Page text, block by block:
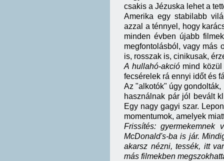
csakis a Jézuska lehet a
Amerika egy stabilabb
azzal a ténnyel, hogy
minden évben újabb
megfontolásból, vagy más
is, rosszak is, cinikusak,
A hullahó-akciómind közül
fecsérelek rá ennyi időt és
Az "alkotók" úgy
használnak pár jól bevált
Egy nagy gagyi szar.
momentumok, amelyek
Frissítés:
McDonald's-ba is jár.
akarsz nézni, tessék, itt
más filmekben